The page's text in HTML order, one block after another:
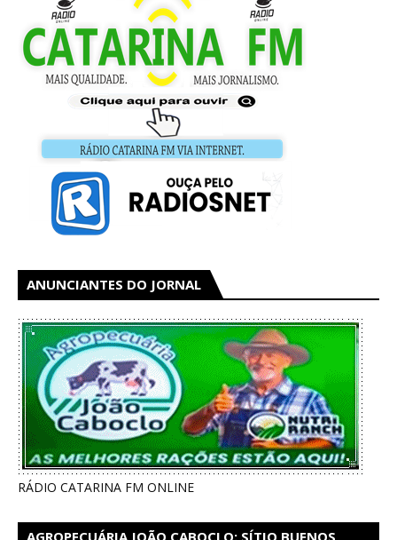
ANUNCIANTES DO JORNAL
RÁDIO CATARINA FM ONLINE